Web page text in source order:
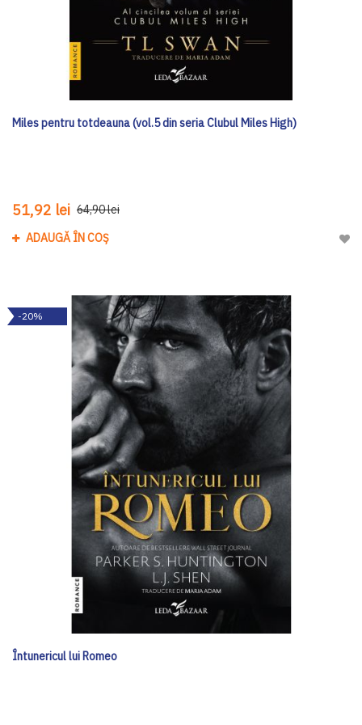
Miles pentru totdeauna (vol.5 din seria Clubul Miles High)
51,92 lei 64,90 lei
ADAUGĂ ÎN COȘ
-20%
Întunericul lui Romeo